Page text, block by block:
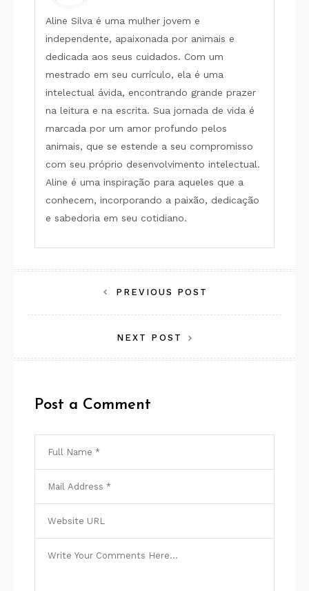
Aline Silva é uma mulher jovem e
independente, apaixonada por animais e
dedicada aos seus cuidados. Com um
mestrado em seu currículo, ela é uma
intelectual ávida, encontrando grande prazer
na leitura e na escrita. Sua jornada de vida é
marcada por um amor profundo pelos
animais, que se estende a seu compromisso
com seu próprio desenvolvimento intelectual.
Aline é uma inspiração para aqueles que a
conhecem, incorporando a paixão, dedicação
e sabedoria em seu cotidiano.
Navegação
de
PREVIOUS POST
NEXT POST
Post a Comment